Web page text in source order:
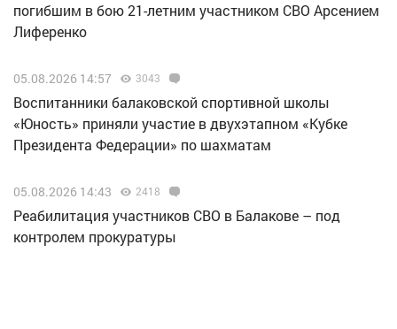
погибшим в бою 21-летним участником СВО Арсением
Лиференко
05.08.2026 14:57 3043
Воспитанники балаковской спортивной школы
«Юность» приняли участие в двухэтапном «Кубке
Президента Федерации» по шахматам
05.08.2026 14:43 2418
Реабилитация участников СВО в Балакове – под
контролем прокуратуры